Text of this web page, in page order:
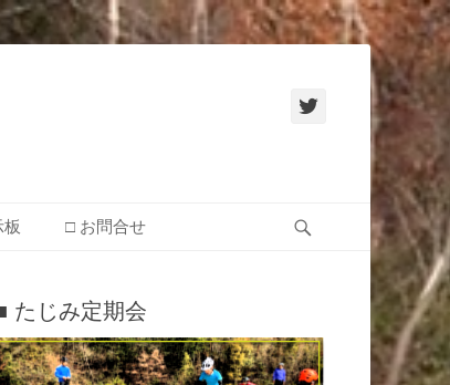
Twitter
□ お問合せ
たじみ定期会